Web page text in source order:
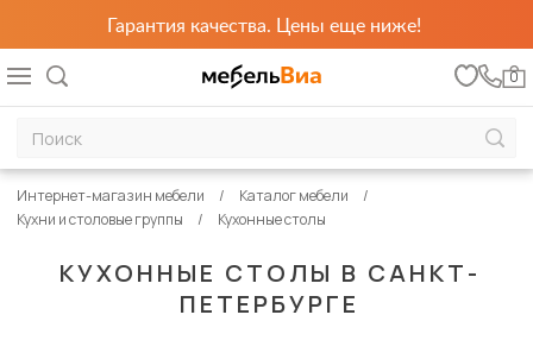
Гарантия качества. Цены еще ниже!
0
КУХОННЫЕ СТОЛЫ В САНКТ-
ПЕТЕРБУРГЕ
Интернет-магазин мебели
Каталог мебели
Кухни и столовые группы
Кухонные столы